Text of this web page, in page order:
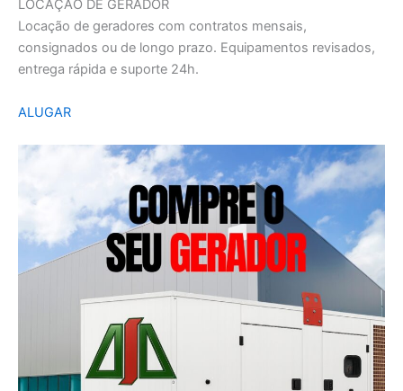
LOCAÇÃO DE GERADOR
Locação de geradores com contratos mensais,
consignados ou de longo prazo. Equipamentos revisados,
entrega rápida e suporte 24h.
ALUGAR